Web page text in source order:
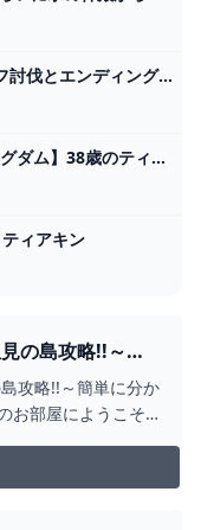
【ティアキン】ガノンドロフ討伐とエンディングを語りたい雑記 - 砂糖水と雑記帳
【ゼルダの伝説 ティアーズ オブ ザ キングダム】38歳のティアキン実況 あるみつ vol.006 - YouTube
ィアキン
の島攻略!!～簡
攻略!!～簡単に分か
お部屋にようこそ!!
は、星見の島到着
知ってるだけで、